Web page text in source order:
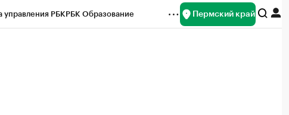
управления РБКРБК Образование Пермский край